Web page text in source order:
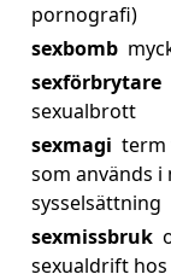
pornografi)
sexbomb
sexförbrytare
sexualbrott
sexmagi term
som används
sysselsättning
sexmissbruk
sexualdrift